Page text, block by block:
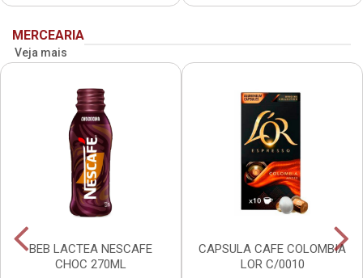
MERCEARIA
Veja mais
BEB LACTEA NESCAFE
CHOC 270ML
CAPSULA CAFE COLOMBIA
LOR C/0010